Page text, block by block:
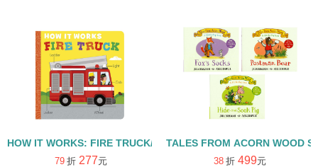
HOW IT WORKS: FIRE TRUCK/硬頁書
79 折 277元
TALES FROM ACORN WOOD
38 折 499元